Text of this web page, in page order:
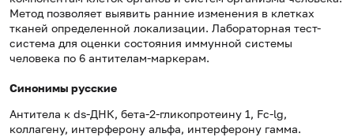
Метод позволяет выявить ранние изменения в клетках
тканей определенной локализации. Лабораторная тест-
система для оценки состояния иммунной системы
человека по 6 антителам-маркерам.
Синонимы русские
Антитела к ds-ДНК, бета-2-гликопротеину 1, Fc-lg,
коллагену, интерферону альфа, интерферону гамма.